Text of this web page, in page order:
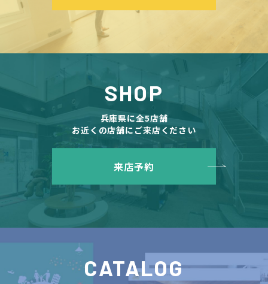
SHOP
兵庫県に全5店舗
お近くの店舗にご来店ください
来店予約
CATALOG